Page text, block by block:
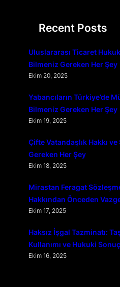
Recent Posts
Uluslararası Ticaret
Bilmeniz Gereken Her Şey
Ekim 20, 2025
Yabancıların Türkiye’de
Bilmeniz Gereken Her Şey
Ekim 19, 2025
Çifte Vatandaşlık Hakkı
Gereken Her Şey
Ekim 18, 2025
Mirastan Feragat
Hakkından Önceden
Ekim 17, 2025
Haksız İşgal Tazminatı:
Kullanımı ve Hukuki
Ekim 16, 2025